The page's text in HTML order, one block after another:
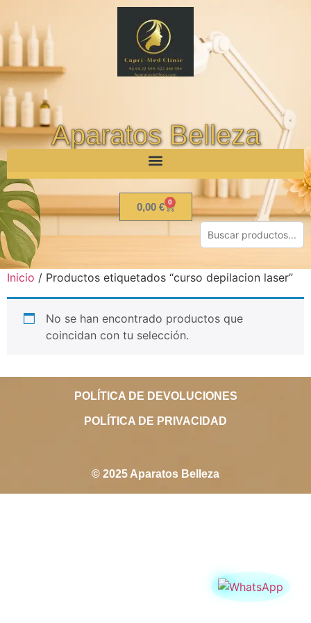
Aparatos Belleza
0,00 € 0
Inicio / Productos etiquetados “curso depilacion laser”
No se han encontrado productos que
coincidan con tu selección.
POLÍTICA DE DEVOLUCIONES
POLÍTICA DE PRIVACIDAD
© 2025 Aparatos Belleza